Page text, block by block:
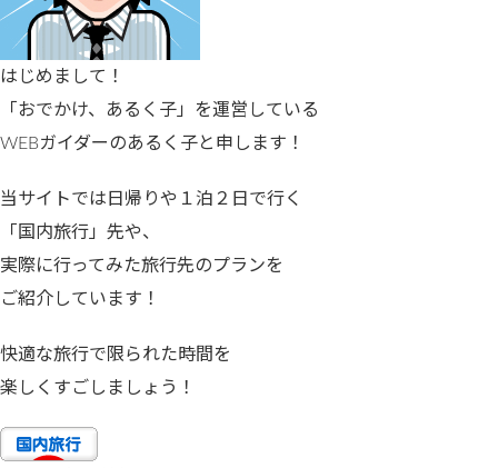
はじめまして！
「おでかけ、あるく子」を運営している
WEBガイダーのあるく子と申します！
当サイトでは日帰りや１泊２日で行く
「国内旅行」先や、
実際に行ってみた旅行先のプランを
ご紹介しています！
快適な旅行で限られた時間を
楽しくすごしましょう！